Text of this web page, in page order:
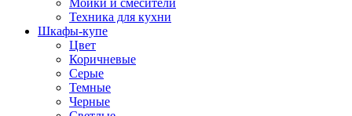
Мойки и смесители
Техника для кухни
Шкафы-купе
Цвет
Коричневые
Серые
Темные
Черные